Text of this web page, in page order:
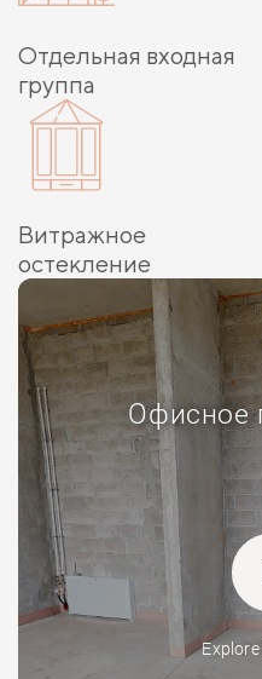
Отдельная входная
группа
Витражное
остекление